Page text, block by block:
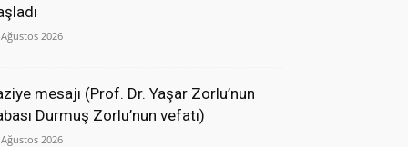
2026
mesajı (Prof. Dr. Yaşar Zorlu’nun
Durmuş Zorlu’nun vefatı)
2026